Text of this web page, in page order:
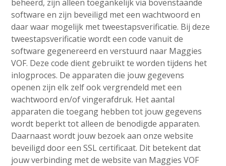
beheerd, zijn alleen toegankelijk via bovenstaande
software en zijn beveiligd met een wachtwoord en
daar waar mogelijk met tweestapsverificatie. Bij deze
tweestapsverificatie wordt een code vanuit de
software gegenereerd en verstuurd naar Maggies
VOF. Deze code dient gebruikt te worden tijdens het
inlogproces. De apparaten die jouw gegevens
openen zijn elk zelf ook vergrendeld met een
wachtwoord en/of vingerafdruk. Het aantal
apparaten die toegang hebben tot jouw gegevens
wordt beperkt tot alleen de benodigde apparaten.
Daarnaast wordt jouw bezoek aan onze website
beveiligd door een SSL certificaat. Dit betekent dat
jouw verbinding met de website van Maggies VOF